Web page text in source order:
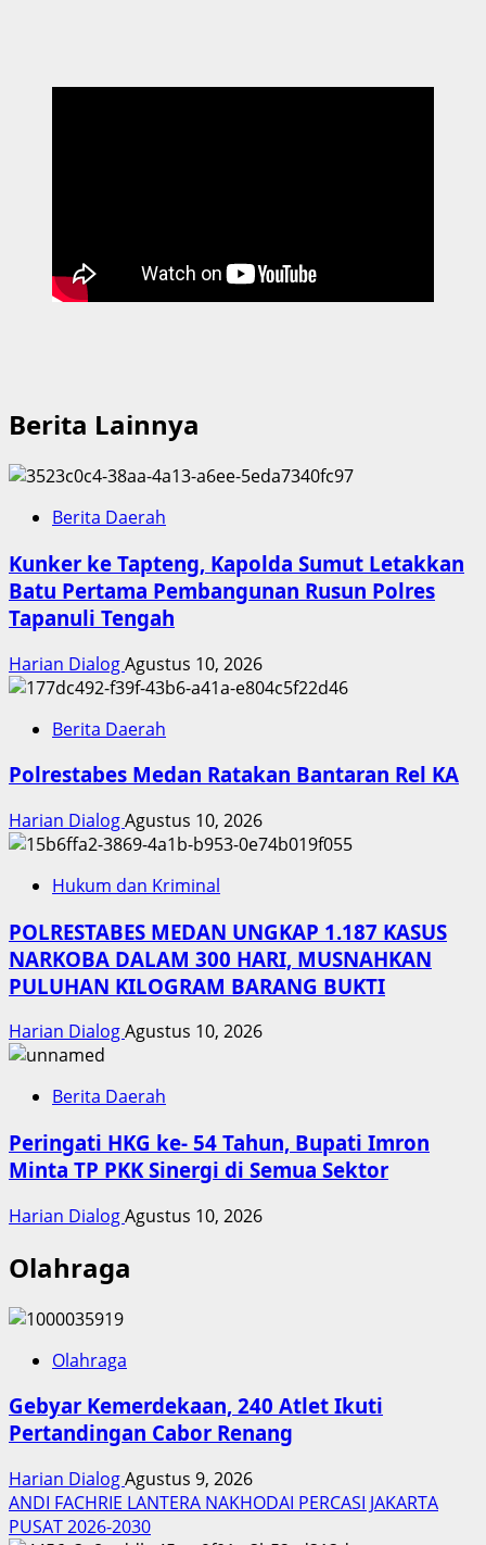
Berita Lainnya
Berita Daerah
Kunker ke Tapteng, Kapolda Sumut Letakkan
Batu Pertama Pembangunan Rusun Polres
Tapanuli Tengah
Harian DialogAgustus 10, 2026
Berita Daerah
Polrestabes Medan Ratakan Bantaran Rel KA
Harian DialogAgustus 10, 2026
Hukum dan Kriminal
POLRESTABES MEDAN UNGKAP 1.187 KASUS
NARKOBA DALAM 300 HARI, MUSNAHKAN
PULUHAN KILOGRAM BARANG BUKTI
Harian DialogAgustus 10, 2026
Berita Daerah
Peringati HKG ke- 54 Tahun, Bupati Imron
Minta TP PKK Sinergi di Semua Sektor
Harian DialogAgustus 10, 2026
Olahraga
Olahraga
Gebyar Kemerdekaan, 240 Atlet Ikuti
Pertandingan Cabor Renang
Harian DialogAgustus 9, 2026
ANDI FACHRIE LANTERA NAKHODAI PERCASI JAKARTA
PUSAT 2026-2030